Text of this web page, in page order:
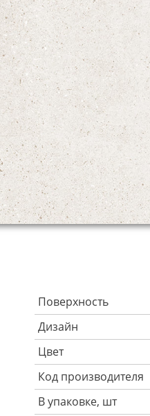
Поверхность
Дизайн
Цвет
Код производителя
В упаковке, шт